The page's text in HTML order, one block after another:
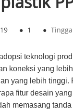
● 1 ●
teknologi
koneksi yang
yang lebih tinggi.
fitur desain
memasang